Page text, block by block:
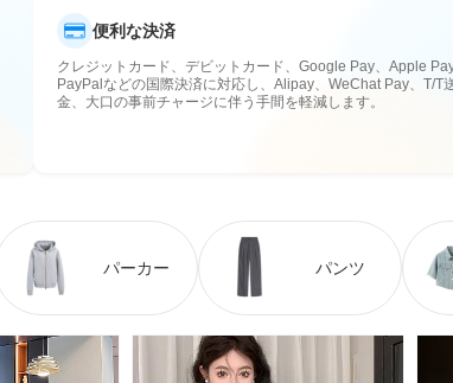
便利な決済
クレジットカード、デビットカード、Google Pay、Apple Pay
PayPalなどの国際決済に対応し、Alipay、WeChat Pay、T/T
金、大口の事前チャージに伴う手間を軽減します。
パーカー パンツ